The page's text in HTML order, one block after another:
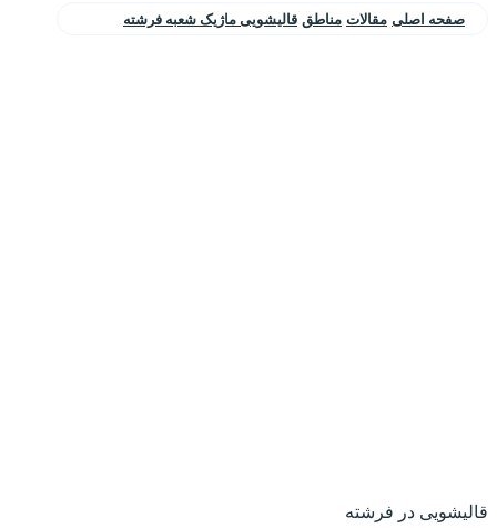
صفحه اصلی مقالات مناطق قالیشویی ماژیک شعبه فرشته
قالیشویی در فرشته